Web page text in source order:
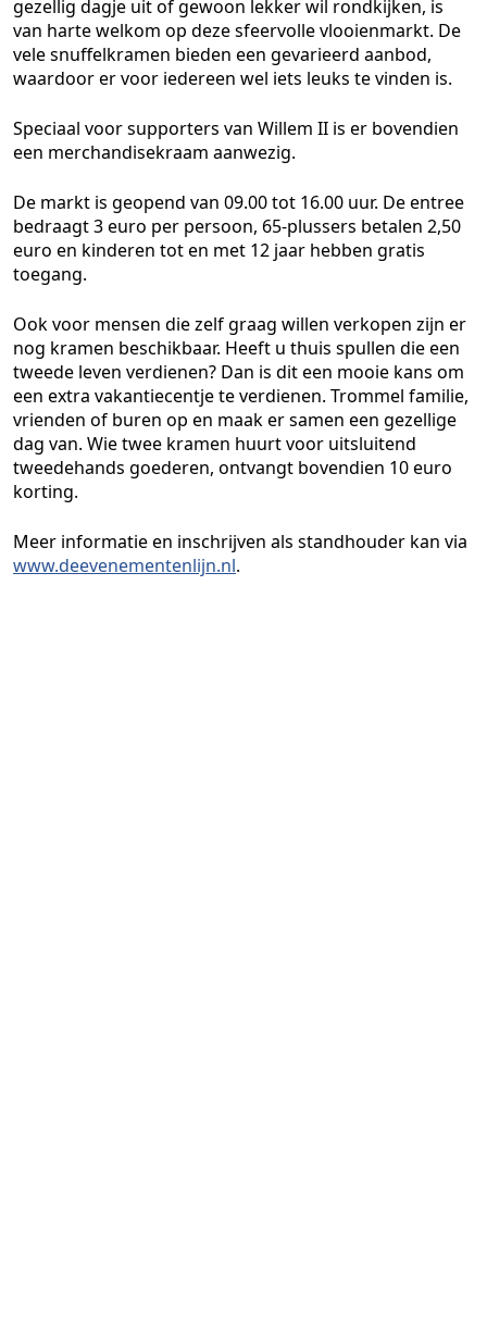
gezellig dagje uit of gewoon lekker wil rondkijken, is
van harte welkom op deze sfeervolle vlooienmarkt. De
vele snuffelkramen bieden een gevarieerd aanbod,
waardoor er voor iedereen wel iets leuks te vinden is.
Speciaal voor supporters van Willem II is er bovendien
een merchandisekraam aanwezig.
De markt is geopend van 09.00 tot 16.00 uur. De entree
bedraagt 3 euro per persoon, 65-plussers betalen 2,50
euro en kinderen tot en met 12 jaar hebben gratis
toegang.
Ook voor mensen die zelf graag willen verkopen zijn er
nog kramen beschikbaar. Heeft u thuis spullen die een
tweede leven verdienen? Dan is dit een mooie kans om
een extra vakantiecentje te verdienen. Trommel familie,
vrienden of buren op en maak er samen een gezellige
dag van. Wie twee kramen huurt voor uitsluitend
tweedehands goederen, ontvangt bovendien 10 euro
korting.
Meer informatie en inschrijven als standhouder kan via
www.deevenementenlijn.nl.